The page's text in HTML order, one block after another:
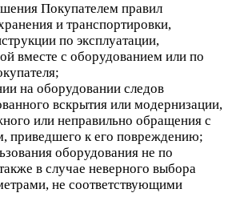
Покупателем правил
и транспортировки,
по эксплуатации,
вместе с оборудованием или по
на оборудовании следов
вскрытия или модернизации,
или неправильно обращения с
приведшего к его повреждению;
оборудования не по
в случае неверного выбора
не соответствующими